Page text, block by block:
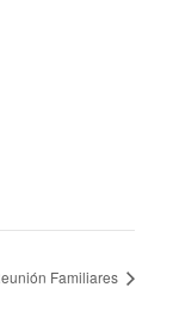
Familiares